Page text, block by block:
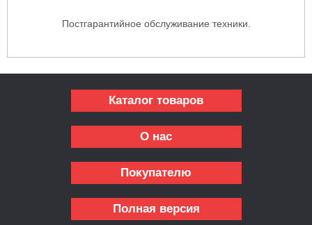
Постгарантийное обслуживание техники.
Каталог товаров
О нас
Покупателю
Полная версия